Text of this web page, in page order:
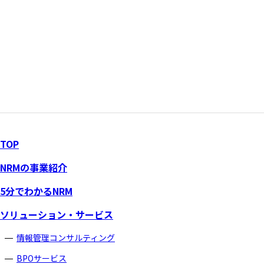
TOP
NRMの事業紹介
5分でわかるNRM
ソリューション・サービス
情報管理コンサルティング
BPOサービス